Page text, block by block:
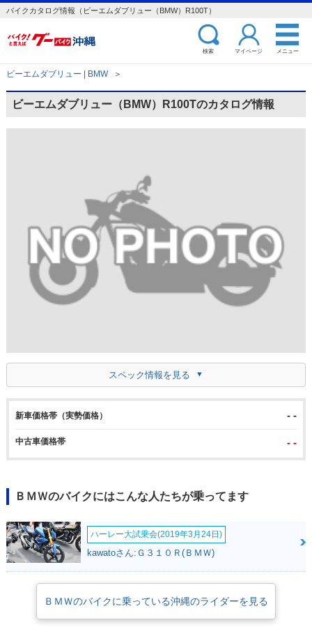
バイクカタログ情報（ビーエムダブリュー（BMW）R100T）
検索 マイページ メニュー
ビーエムダブリュー | BMW ＞
ビーエムダブリュー（BMW）R100Tのカタログ情報
スペック情報を見る
新車価格帯（実勢価格） - -
中古車価格帯 - -
ＢＭＷのバイクにはこんな人たちが乗ってます
ハーレー大試乗会(2019年3月24日)
kawatoさん:Ｇ３１０Ｒ(ＢＭＷ)
ＢＭＷのバイクに乗っている沖縄のライダーを見る